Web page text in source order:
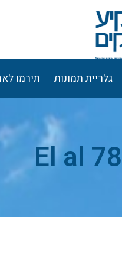
גלריית תמונות תירמו
El al